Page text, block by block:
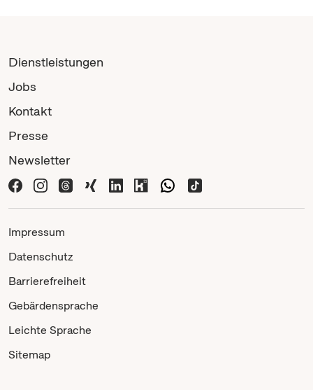
Dienstleistungen
Jobs
Kontakt
Presse
Newsletter
Impressum
Datenschutz
Barrierefreiheit
Gebärdensprache
Leichte Sprache
Sitemap